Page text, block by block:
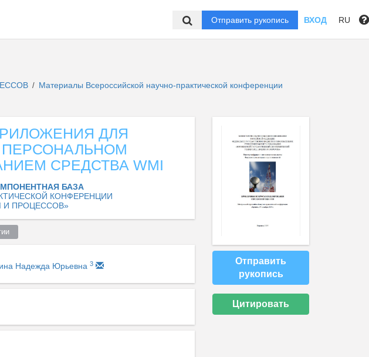
Отправить рукопись ВХОД RU
/ Материалы Всероссийской научно-практической конференции
ДЛЯ
СРЕДСТВА WMI
БАЗА
КОНФЕРЕНЦИИ
ПРОЦЕССОВ»
Надежда Юрьевна 3
Отправить
рукопись
Цитировать